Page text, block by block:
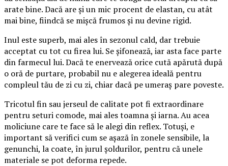
arate bine. Dacă are și un mic procent de elastan, cu atât
mai bine, fiindcă se mișcă frumos și nu devine rigid.
Inul este superb, mai ales în sezonul cald, dar trebuie
acceptat cu tot cu firea lui. Se șifonează, iar asta face parte
din farmecul lui. Dacă te enervează orice cută apărută după
o oră de purtare, probabil nu e alegerea ideală pentru
compleul tău de zi cu zi, chiar dacă pe umeraș pare poveste.
Tricotul fin sau jerseul de calitate pot fi extraordinare
pentru seturi comode, mai ales toamna și iarna. Au acea
moliciune care te face să le alegi din reflex. Totuși, e
important să verifici cum se așază în zonele sensibile, la
genunchi, la coate, în jurul șoldurilor, pentru că unele
materiale se pot deforma repede.